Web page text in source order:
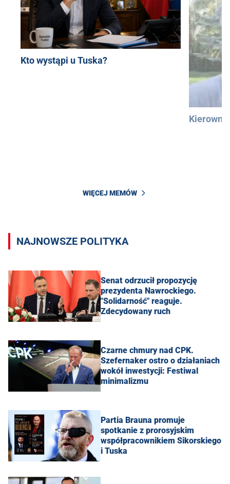
Kto wystąpi u Tuska?
WIĘCEJ MEMÓW
NAJNOWSZE POLITYKA
Senat odrzucił propozycję
prezydenta Nawrockiego.
"Solidarność" reaguje.
Zdecydowany ruch
Czarne chmury nad CPK.
Szefernaker ostro o działaniach
wokół inwestycji: Festiwal
minimalizmu
Partia Brauna promuje
spotkanie z prorosyjskim
współpracownikiem Sikorskiego
i Tuska